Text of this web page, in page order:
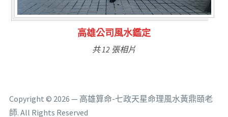
林氏福主量子生基造命
共 6 張相片
Copyright © 2026 — 高雄算命-七政天星命理風水黃鼎頤老
師. All Rights Reserved